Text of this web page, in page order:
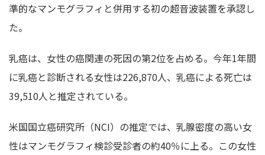
準的なマンモグラフィと併用する初の超音波装置を承認し
た。
乳癌は、女性の癌関連の死因の第2位を占める。今年1年間
に乳癌と診断される女性は226,870人、乳癌による死亡は
39,510人と推定されている。
米国国立癌研究所（NCI）の推定では、乳腺密度の高い女
性はマンモグラフィ検診受診者の約40％に上る。この女性